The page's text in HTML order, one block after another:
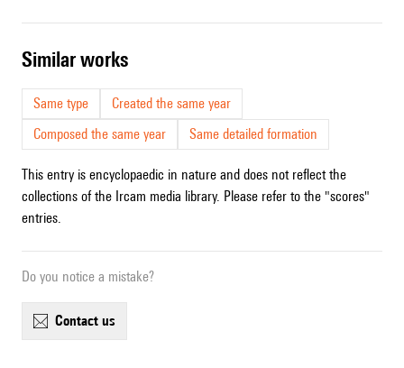
similar works
Same type
Created the same year
Composed the same year
Same detailed formation
This entry is encyclopaedic in nature and does not reflect the
collections of the Ircam media library. Please refer to the "scores"
entries.
Do you notice a mistake?
contact us